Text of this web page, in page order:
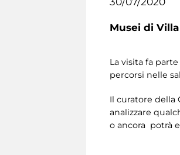
Musei di
La visita fa
percorsi nelle
Il curatore della
analizzare
o ancora potrà